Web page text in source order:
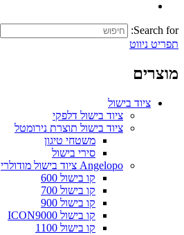
Search for:
תפריט ניווט
מוצרים
ציוד בישול
ציוד בישול דלפקי
ציוד בישול תוצרת נירומטל
משטחי טיגון
סירי בישול
Angelopo ציוד בישול מודולרי
קו בישול 600
קו בישול 700
קו בישול 900
קו בישול ICON9000
קו בישול 1100